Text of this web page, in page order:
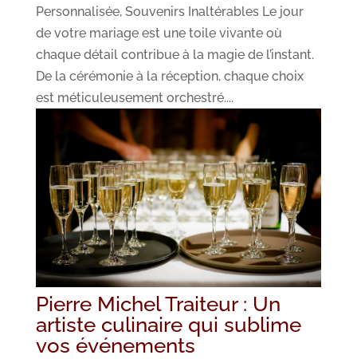
Personnalisée, Souvenirs Inaltérables Le jour
de votre mariage est une toile vivante où
chaque détail contribue à la magie de l’instant.
De la cérémonie à la réception, chaque choix
est méticuleusement orchestré....
Pierre Michel Traiteur : Un
artiste culinaire qui sublime
vos événements